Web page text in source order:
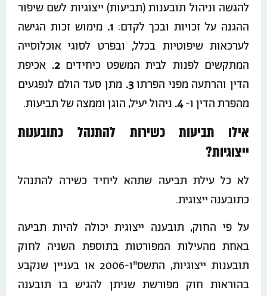
להגשה וניהול תובענות (תביעות) ייצוגיות לשם שיפור
ההגנה על זכויות ובכך לקדם:1. מימוש זכות הגישה
לערכאות שיפוטיות בכלל, ובפרט לסוגי אוכלוסייה
המתקשים לפנות לבית המשפט כיחידים2. אכיפת
הדין והרתעה מפני הפרתו3. מתן סעד הולם לנפגעים
מהפרת הדין ו-4. ניהול יעיל, הוגן וממצה של תביעות.
אילו תביעות כשירות להתנהל כתובענות
ייצוגיות?
לא כל עילת תביעה שתהא ליחיד כשירה להתנהל
כתובענה ייצוגית.
על פי החוק, תובענה ייצוגית יכולה להיות תביעה
באחת מהעילות המפורטות בתוספת השניה לחוק
תובענות ייצוגיות, התשס"ו-2006 או בעניין שנקבע
בהוראות חוק מפורשת שניתן להגיש בו תובענה